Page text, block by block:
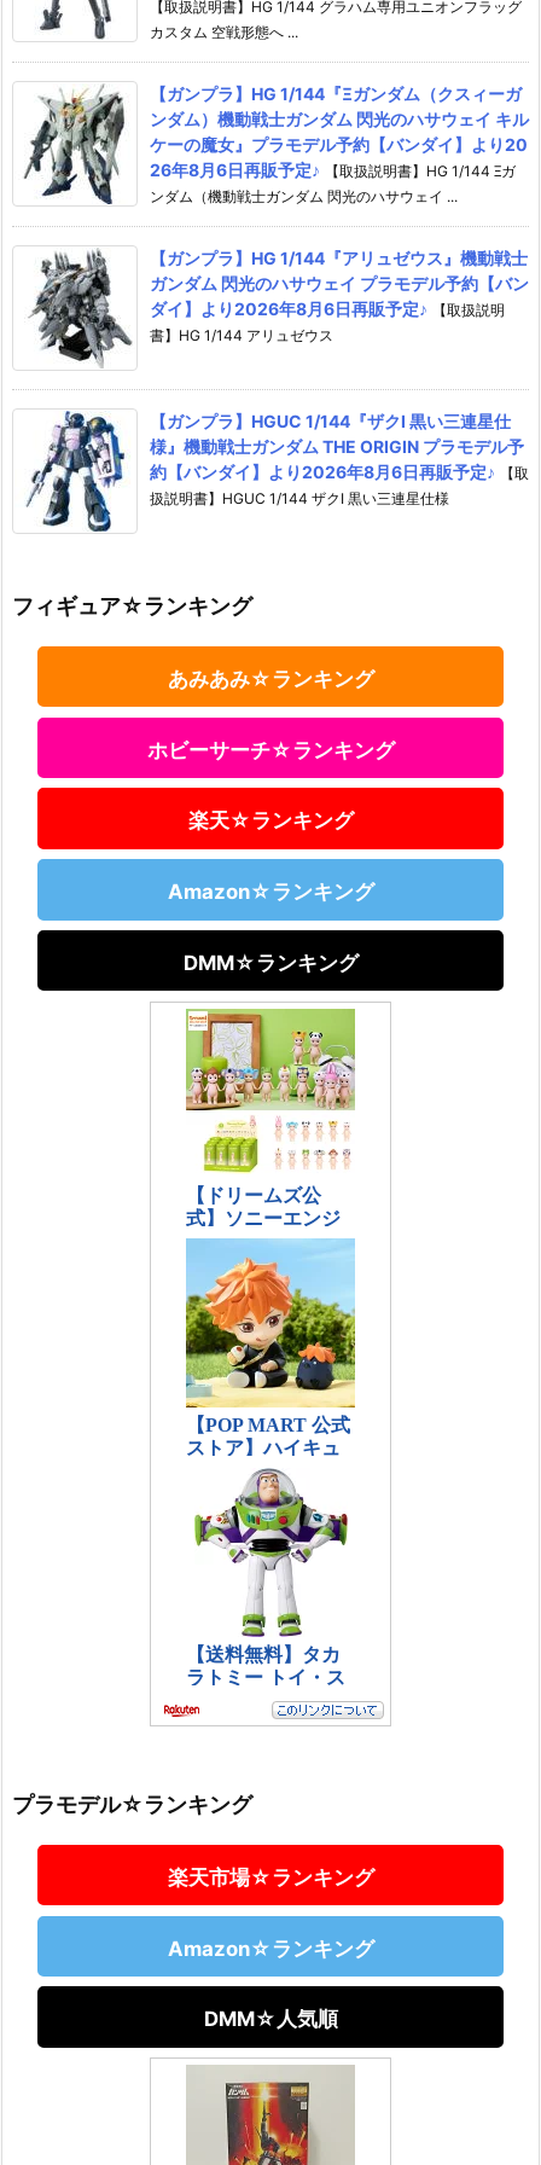
【取扱説明書】HG 1/144 グラハム専用ユニオンフラッグ
カスタム 空戦形態へ ...
【ガンプラ】HG 1/144『Ξガンダム（クスィーガ
ンダム）機動戦士ガンダム 閃光のハサウェイ キル
ケーの魔女』プラモデル予約【バンダイ】より20
26年8月6日再販予定♪
【取扱説明書】HG 1/144 Ξガ
ンダム（機動戦士ガンダム 閃光のハサウェイ ...
【ガンプラ】HG 1/144『アリュゼウス』機動戦士
ガンダム 閃光のハサウェイ プラモデル予約【バン
ダイ】より2026年8月6日再販予定♪
【取扱説明
書】HG 1/144 アリュゼウス
【ガンプラ】HGUC 1/144『ザクI 黒い三連星仕
様』機動戦士ガンダム THE ORIGIN プラモデル予
約【バンダイ】より2026年8月6日再販予定♪
【取
扱説明書】HGUC 1/144 ザクI 黒い三連星仕様
フィギュア☆ランキング
あみあみ☆ランキング
ホビーサーチ☆ランキング
楽天☆ランキング
Amazon☆ランキング
DMM☆ランキング
プラモデル☆ランキング
楽天市場☆ランキング
Amazon☆ランキング
DMM☆人気順